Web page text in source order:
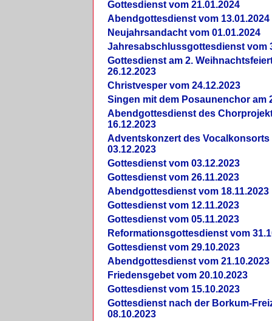
Gottesdienst vom 21.01.2024
Abendgottesdienst vom 13.01.2024
Neujahrsandacht vom 01.01.2024
Jahresabschlussgottesdienst vom
Gottesdienst am 2.
26.12.2023
Christvesper vom 24.12.2023
Singen mit dem Posaunenchor am
Abendgottesdienst des
16.12.2023
Adventskonzert des Vocalkonsorts
03.12.2023
Gottesdienst vom 03.12.2023
Gottesdienst vom 26.11.2023
Abendgottesdienst vom 18.11.2023
Gottesdienst vom 12.11.2023
Gottesdienst vom 05.11.2023
Reformationsgottesdienst vom
Gottesdienst vom 29.10.2023
Abendgottesdienst vom 21.10.2023
Friedensgebet vom 20.10.2023
Gottesdienst vom 15.10.2023
Gottesdienst nach der Borkum-
08.10.2023